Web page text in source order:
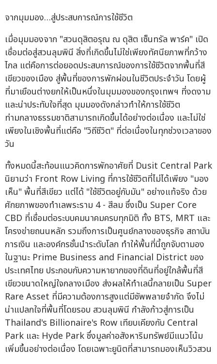
จากมุมมอง…สู่ประสบการณ์การใช้ชีวิต
เมื่อมุมมองจาก "สวนดุสิตอรุณ ณ ดุสิต เซ็นทรัล พาร์ค" เปิด
เชื่อมต่อสู่สวนลุมพินี สิ่งที่เกิดขึ้นไม่ใช่เพียงทัศนียภาพที่กว้าง
ไกล แต่คือการต่อยอดประสบการณ์ของการใช้ชีวิตจากพื้นที่สี
เขียวของเมือง สู่พื้นที่ของการพักผ่อนในชีวิตประจำวัน โดยผู้
ที่มาเยือนต่างยกให้เป็นหนึ่งในมุมมองของกรุงเทพฯ ที่งดงาม
และน่าประทับใจที่สุด มุมมองดังกล่าวทำให้การใช้ชีวิต
ท่ามกลางธรรมชาติสามารถเกิดขึ้นได้อย่างต่อเนื่อง และไม่ใช่
เพียงในเชิงพื้นที่แต่คือ "วิถีชีวิต" ที่ต่อเนื่องในทุกช่วงเวลาของ
วัน
ทั้งหมดนี้สะท้อนแนวคิดการพักอาศัยที่ Dusit Central Park
นิยามว่า Front Row Living ที่การใช้ชีวิตที่ไม่ได้เพียง "มอง
เห็น" พื้นที่สีเขียว แต่ได้ "ใช้ชีวิตอยู่กับมัน" อย่างแท้จริง ด้วย
ศักยภาพของทำเลพระราม 4 - สีลม ซึ่งเป็น Super Core
CBD ที่เชื่อมต่อระบบคมนาคมครบทุกมิติ ทั้ง BTS, MRT และ
โครงข่ายถนนหลัก รวมถึงการเป็นศูนย์กลางของธุรกิจ สถาบัน
การเงิน และองค์กรชั้นนำระดับโลก ทำให้พื้นที่นี้ถูกจับตามอง
ในฐานะ Prime Business and Financial District ของ
ประเทศไทย ประกอบกับความหายากของที่ดินที่อยู่ใกล้พื้นที่สี
เขียวขนาดใหญ่ใจกลางเมือง ส่งผลให้ทำเลนี้กลายเป็น Super
Rare Asset ที่มีความต้องการสูงแต่มีซัพพลายจำกัด จึงไม่
น่าแปลกใจที่พื้นที่โดยรอบ สวนลุมพินี กำลังก้าวสู่การเป็น
Thailand's Billionaire's Row เทียบเคียงกับ Central
Park และ Hyde Park ซึ่งมูลค่าอสังหาริมทรัพย์มีแนวโน้ม
เพิ่มขึ้นอย่างต่อเนื่อง โดยเฉพาะยูนิตที่สามารถมองเห็นวิวสวน